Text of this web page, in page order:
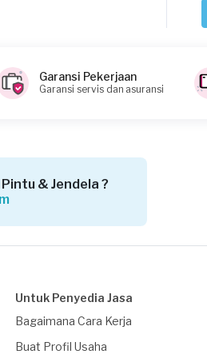
pintu yg
Novita
Depok, Jawa
Request
Rahma
Garansi Pekerjaan
Garansi servis dan asuransi
& Jendela ?
Untuk Penyedia Jasa
Bagaimana Cara Kerja
Buat Profil Usaha